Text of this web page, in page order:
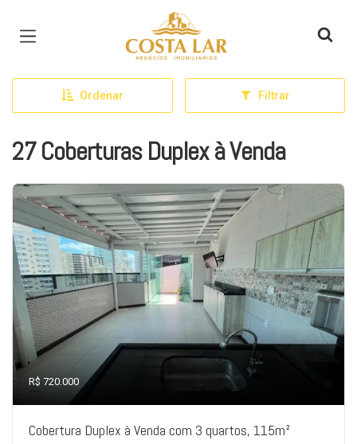
Página inicial
Ordenar Filtrar
27 Coberturas Duplex à Venda
R$ 720.000
Cobertura Duplex à Venda com 3 quartos, 115m²